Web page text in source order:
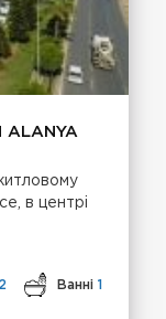
ALANYA
в центрі
2 Ванні 1